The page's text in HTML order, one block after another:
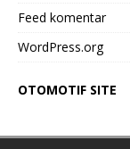
Feed komentar
WordPress.org
OTOMOTIF SITE